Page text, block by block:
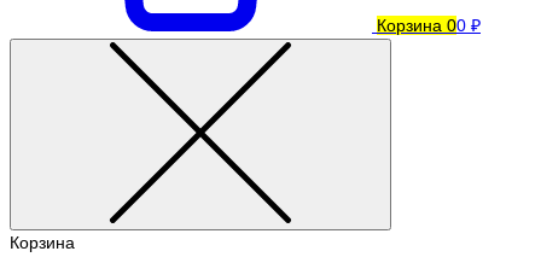
Корзина 00 ₽
Корзина